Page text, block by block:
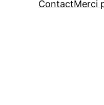
ContactMerci